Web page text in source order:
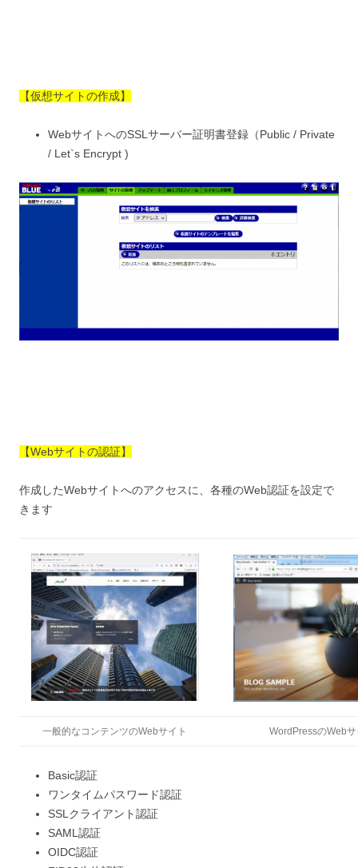
【仮想サイトの作成】
WebサイトへのSSLサーバー証明書登録（Public / Private
/ Let`s Encrypt )
【Webサイトの認証】
作成したWebサイトへのアクセスに、各種のWeb認証を設定で
きます
一般的なコンテンツのWebサイト WordPressのWeb
Basic認証
ワンタイムパスワード認証
SSLクライアント認証
SAML認証
OIDC認証